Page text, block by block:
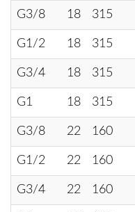
G3/8 18 315
G1/2 18 315
G3/4 18 315
G1 18 315
G3/8 22 160
G1/2 22 160
G3/4 22 160